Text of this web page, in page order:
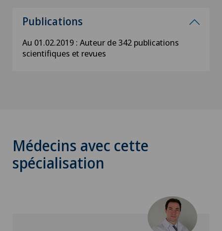
Publications
Au 01.02.2019 : Auteur de 342 publications
scientifiques et revues
Médecins avec cette
spécialisation